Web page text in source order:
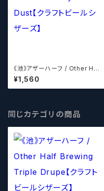
《池》アザーハーフ / Other Hal
f Mylar Dust【クラフトビールシ
ザーズ】
¥1,560
同じカテゴリの商品